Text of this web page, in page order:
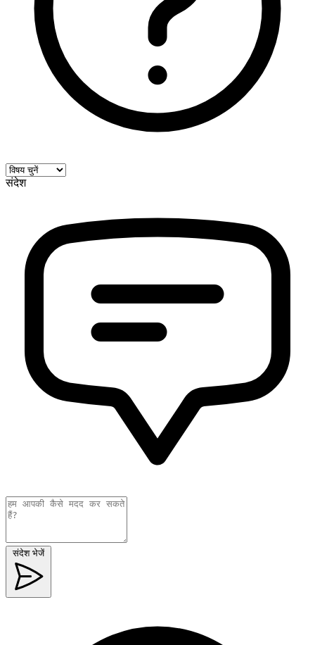
संदेश
संदेश भेजें